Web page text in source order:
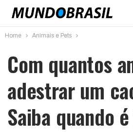
Home Animais e Pets
Com quantos
adestrar um
Saiba quando